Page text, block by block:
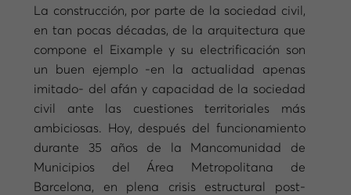
La construcción, por parte de la sociedad civil,
en tan pocas décadas, de la arquitectura que
compone el Eixample y su electrificación son
un buen ejemplo -en la actualidad apenas
imitado- del afán y capacidad de la sociedad
civil ante las cuestiones territoriales más
ambiciosas. Hoy, después del funcionamiento
durante 35 años de la Mancomunidad de
Municipios del Área Metropolitana de
Barcelona, en plena crisis estructural post-